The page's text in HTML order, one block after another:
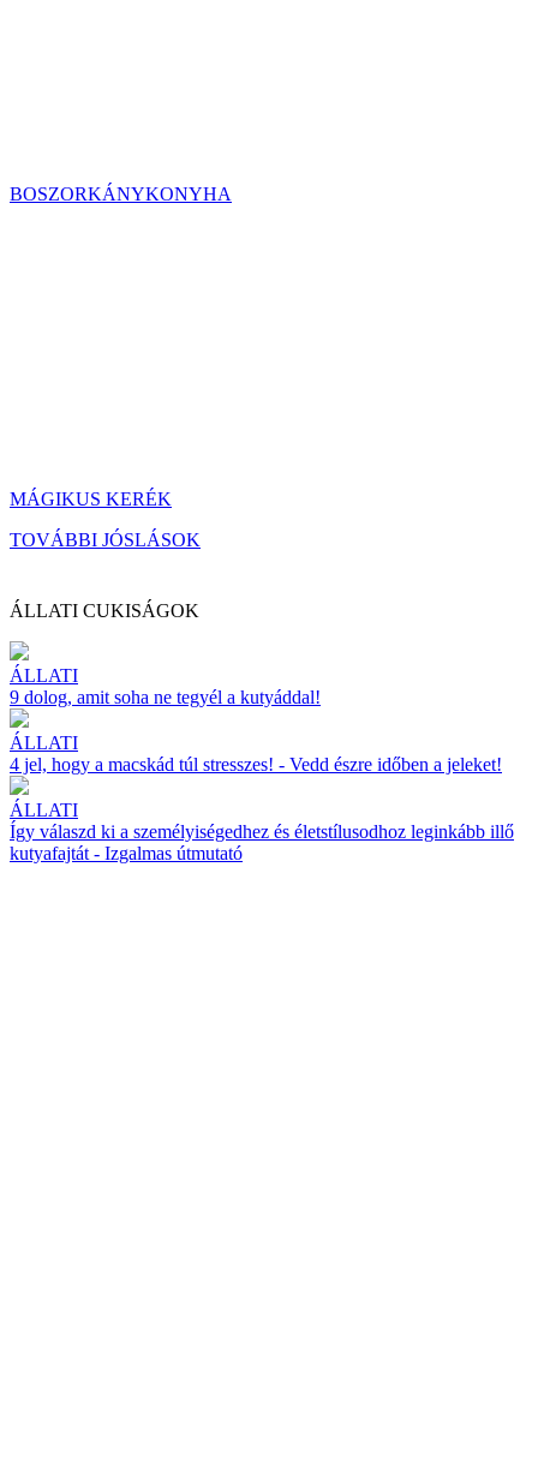
BOSZORKÁNYKONYHA
MÁGIKUS KERÉK
TOVÁBBI JÓSLÁSOK
ÁLLATI CUKISÁGOK
ÁLLATI
9 dolog, amit soha ne tegyél a kutyáddal!
ÁLLATI
4 jel, hogy a macskád túl stresszes! - Vedd észre időben a jeleket!
ÁLLATI
Így válaszd ki a személyiségedhez és életstílusodhoz leginkább illő
kutyafajtát - Izgalmas útmutató